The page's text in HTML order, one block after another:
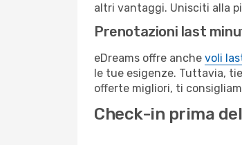
altri vantaggi. Unisciti alla
Prenotazioni last
eDreams offre anche voli
le tue esigenze. Tuttavia,
offerte migliori, ti
Check-in prima